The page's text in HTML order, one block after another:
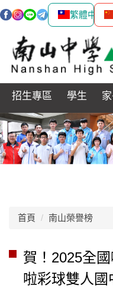
繁體中文
到
要
容
區
招生專區 學生
首頁 南山榮譽榜
賀！2025全
啦彩球雙人